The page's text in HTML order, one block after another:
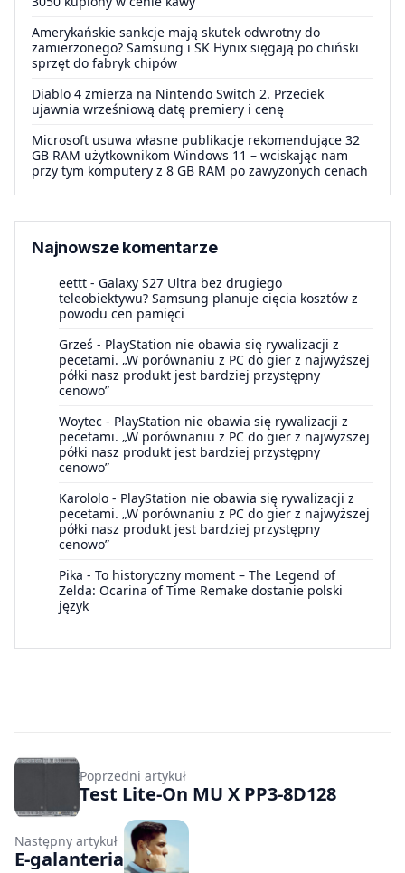
Amerykańskie sankcje mają skutek odwrotny do
zamierzonego? Samsung i SK Hynix sięgają po chiński
sprzęt do fabryk chipów
Diablo 4 zmierza na Nintendo Switch 2. Przeciek
ujawnia wrześniową datę premiery i cenę
Microsoft usuwa własne publikacje rekomendujące 32
GB RAM użytkownikom Windows 11 – wciskając nam
przy tym komputery z 8 GB RAM po zawyżonych cenach
Najnowsze komentarze
eettt - Galaxy S27 Ultra bez drugiego
teleobiektywu? Samsung planuje cięcia kosztów z
powodu cen pamięci
Grześ - PlayStation nie obawia się rywalizacji z
pecetami. „W porównaniu z PC do gier z najwyższej
półki nasz produkt jest bardziej przystępny
cenowo”
Woytec - PlayStation nie obawia się rywalizacji z
pecetami. „W porównaniu z PC do gier z najwyższej
półki nasz produkt jest bardziej przystępny
cenowo”
Karololo - PlayStation nie obawia się rywalizacji z
pecetami. „W porównaniu z PC do gier z najwyższej
półki nasz produkt jest bardziej przystępny
cenowo”
Pika - To historyczny moment – The Legend of
Zelda: Ocarina of Time Remake dostanie polski
język
Poprzedni artykuł
Test Lite-On MU X PP3-8D128
Następny artykuł
E-galanteria